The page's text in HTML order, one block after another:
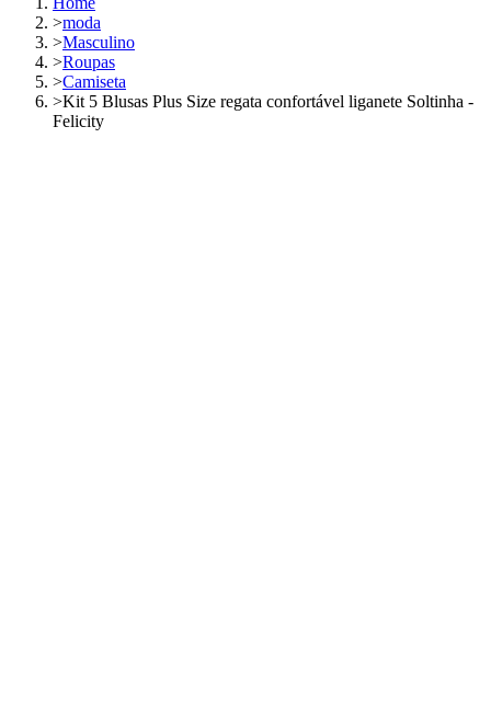
>moda
>Masculino
>Roupas
>Camiseta
>Kit 5 Blusas Plus Size regata confortável liganete Soltinha -
Felicity